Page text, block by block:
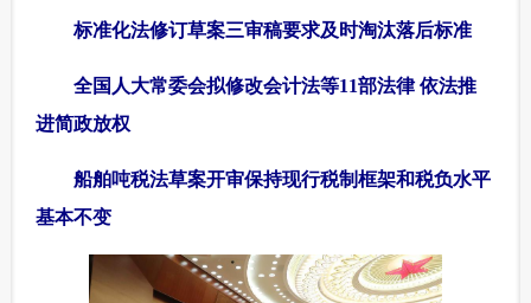
标准化法修订草案三审稿要求及时淘汰落后标准
全国人大常委会拟修改会计法等11部法律 依法推
进简政放权
船舶吨税法草案开审保持现行税制框架和税负水平
基本不变